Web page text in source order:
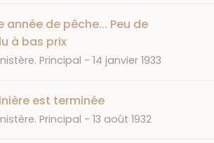
année de pêche... Peu de
à bas prix
Principal DATE
14 janvier 1933
est terminée
Principal DATE
13 août 1932